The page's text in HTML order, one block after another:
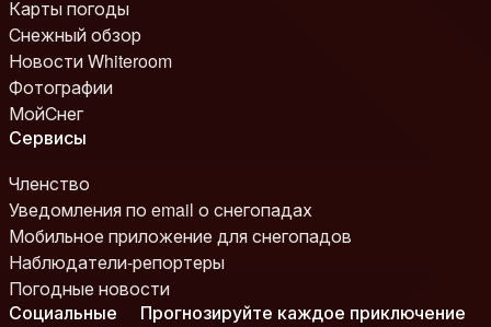
Карты погоды
Снежный обзор
Новости Whiteroom
Фотографии
МойСнег
Сервисы
Членство
Уведомления по email о снегопадах
Мобильное приложение для снегопадов
Наблюдатели-репортеры
Погодные новости
Социальные
Прогнозируйте каждое приключение